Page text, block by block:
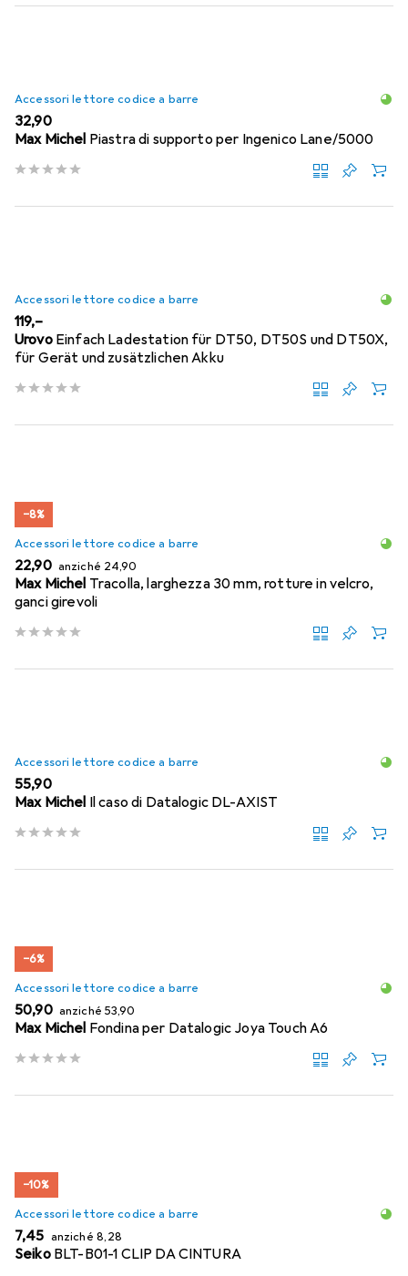
Accessori lettore codice a barre
EUR
32,90
Max Michel Piastra di supporto per Ingenico Lane/5000
Accessori lettore codice a barre
EUR
119,–
Urovo Einfach Ladestation für DT50, DT50S und DT50X,
für Gerät und zusätzlichen Akku
−8%
Accessori lettore codice a barre
EUR
22,90 anziché EUR
24,90
Max Michel Tracolla, larghezza 30 mm, rotture in velcro,
ganci girevoli
Accessori lettore codice a barre
EUR
55,90
Max Michel Il caso di Datalogic DL-AXIST
−6%
Accessori lettore codice a barre
EUR
50,90 anziché EUR
53,90
Max Michel Fondina per Datalogic Joya Touch A6
−10%
Accessori lettore codice a barre
EUR
7,45 anziché EUR
8,28
Seiko BLT-B01-1 CLIP DA CINTURA